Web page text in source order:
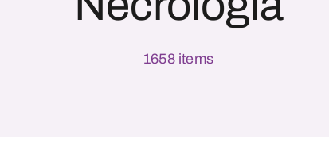
1658 items